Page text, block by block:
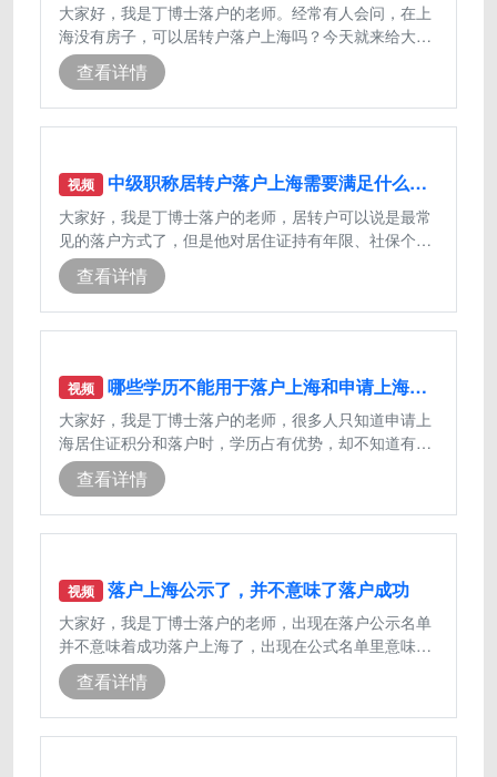
大家好，我是丁博士落户的老师。经常有人会问，在上
海没有房子，可以居转户落户上海吗？今天就来给大家
科普一下，在上海没有房子落户的话，
查看详情
视频 中级职称居转户落户上海需要满足什么条件？
大家好，我是丁博士落户的老师，居转户可以说是最常
见的落户方式了，但是他对居住证持有年限、社保个税
缴纳年限都有明确的规定，对于社保基
查看详情
视频 哪些学历不能用于落户上海和申请上海居住证积分？
大家好，我是丁博士落户的老师，很多人只知道申请上
海居住证积分和落户时，学历占有优势，却不知道有些
学历申办上海积分或落户时会被退回。
查看详情
视频 落户上海公示了，并不意味了落户成功
大家好，我是丁博士落户的老师，出现在落户公示名单
并不意味着成功落户上海了，出现在公式名单里意味着
我们的落户进程完成了99%了，其实还
查看详情